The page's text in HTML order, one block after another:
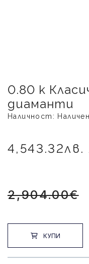
0.80 к
диаманти
Наличност: Наличен
2,904.00€
КУПИ